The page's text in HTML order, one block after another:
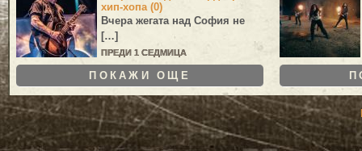
хип-хопа (0)
Вчера жегата над София не
[…]
ПРЕДИ 1 СЕДМИЦА
ПОКАЖИ ОЩЕ